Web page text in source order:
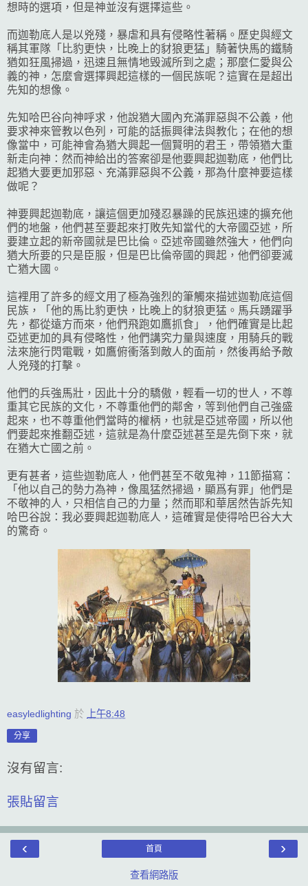
想時的選項，但是神並沒有選擇這些。
而迦勒底人是以兇殘，暴虐和具有侵略性著稱。歷史與經文
稱其軍隊「比豹更快，比晚上的豺狼更猛」騎著快馬的鐵騎
猶如狂風掃過，迅速且無情地毁滅所到之處；那麼仁愛與公
義的神，怎麼會選擇興起這樣的一個民族呢？這實在是超出
先知的想像。
先知哈巴谷向神呼求，他說猶大國內充滿罪惡與不公義，他
要求神來管教以色列，可能的話振興律法與教化；在他的想
像當中，可能神會為猶大興起一個賢明的君王，帶領猶大重
新走向神：然而神給出的答案卻是他要興起迦勒底，他們比
起猶大要更加邪惡、充滿罪惡與不公義，那為什麼神要這樣
做呢？
神要興起迦勒底，讓這個更加殘忍暴躁的民族迅速的擴充他
們的地盤，他們甚至要起來打敗先知當代的大帝國亞述，所
要建立起的新帝國就是巴比倫。亞述帝國雖然強大，他們向
猶大所要的只是臣服，但是巴比倫帝國的興起，他們卻要滅
亡猶大國。
這裡用了許多的經文用了極為強烈的筆觸來描述迦勒底這個
民族，「他的馬比豹更快，比晚上的豺狼更猛。馬兵踴躍爭
先，都從遠方而來，他們飛跑如鷹抓食」，他們確實是比起
亞述更加的具有侵略性，他們講究力量與速度，用騎兵的戰
法來施行閃電戰，如鷹俯衝落到敵人的面前，然後再給予敵
人兇殘的打擊。
他們的兵強馬壯，因此十分的驕傲，輕看一切的世人，不尊
重其它民族的文化，不尊重他們的鄰舍，等到他們自己強盛
起來，也不尊重他們當時的權柄，也就是亞述帝國，所以他
們要起來推翻亞述，這就是為什麼亞述甚至是先倒下來，就
在猶大亡國之前。
更有甚者，這些迦勒底人，他們甚至不敬鬼神，11節描寫：
「他以自己的勢力為神，像風猛然掃過，顯爲有罪」他們是
不敬神的人，只相信自己的力量；然而耶和華居然告訴先知
哈巴谷說：我必要興起迦勒底人，這確實是使得哈巴谷大大
的驚奇。
easyledlighting 於 上午8:48
分享
沒有留言:
張貼留言
‹ ›
首頁
查看網路版